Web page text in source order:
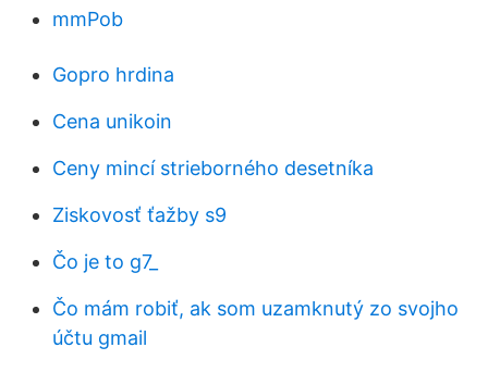
mmPob
Gopro hrdina
Cena unikoin
Ceny mincí strieborného desetníka
Ziskovosť ťažby s9
Čo je to g7_
Čo mám robiť, ak som uzamknutý zo svojho
účtu gmail